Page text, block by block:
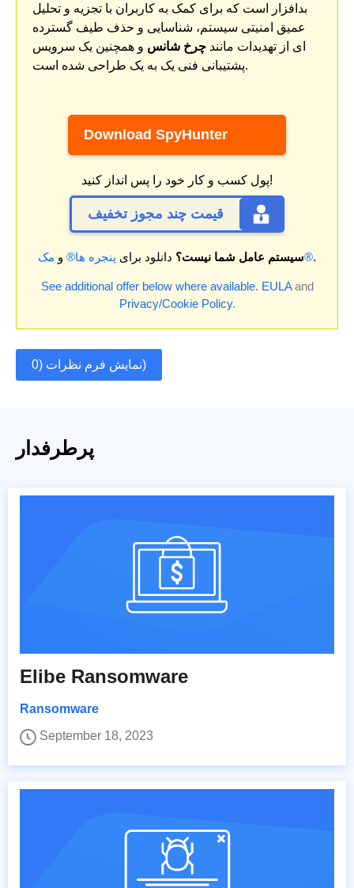
بدافزار است که برای کمک به کاربران با تجزیه و تحلیل
عمیق امنیتی سیستم، شناسایی و حذف طیف گسترده
ای از تهدیدات مانند چرخ شانس و همچنین یک سرویس
پشتیبانی فنی یک به یک طراحی شده است.
Download SpyHunter
پول کسب و کار خود را پس انداز کنید!
قیمت چند مجوز تخفیف
سیستم عامل شما نیست؟ دانلود برای پنجره ها® و مک®.
See additional offer below where available. EULAand
Privacy/Cookie Policy.
نمایش فرم نظرات (0)
پرطرفدار
Elibe Ransomware
Ransomware
September 18, 2023